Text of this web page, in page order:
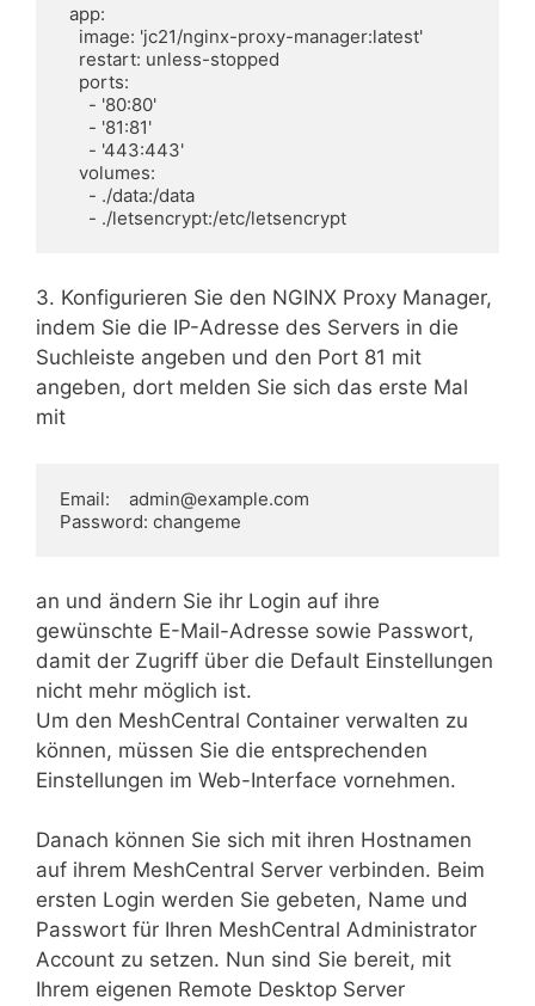
      - ./letsencrypt:/etc/letsencrypt
3. Konfigurieren Sie den NGINX Proxy Manager,
indem Sie die IP-Adresse des Servers in die
Suchleiste angeben und den Port 81 mit
angeben, dort melden Sie sich das erste Mal
mit
Email:    admin@example.com
Password: changeme
an und ändern Sie ihr Login auf ihre
gewünschte E-Mail-Adresse sowie Passwort,
damit der Zugriff über die Default Einstellungen
nicht mehr möglich ist.
Um den MeshCentral Container verwalten zu
können, müssen Sie die entsprechenden
Einstellungen im Web-Interface vornehmen.
Danach können Sie sich mit ihren Hostnamen
auf ihrem MeshCentral Server verbinden. Beim
ersten Login werden Sie gebeten, Name und
Passwort für Ihren MeshCentral Administrator
Account zu setzen. Nun sind Sie bereit, mit
Ihrem eigenen Remote Desktop Server